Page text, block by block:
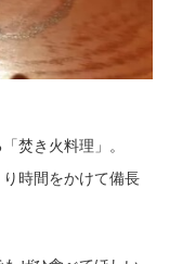
焚き火料理」。
時間をかけて備長